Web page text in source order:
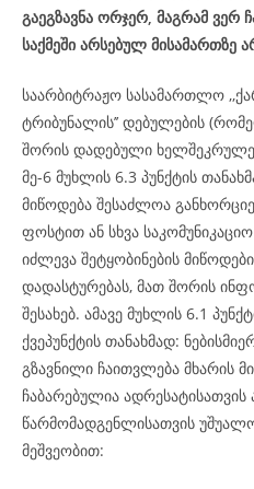
გაეგზავნა ორჯერ, მაგრამ ვერ
საქმეში არსებულ მისამართზე
საარბიტრაჟო სასამართლო
ტრიბუნალის’’ დებულების
შორის დადებული
მე-6 მუხლის 6.3 პუნქტის
მიწოდება შესაძლოა
ფოსტით ან სხვა
იძლევა შეტყობინების
დადასტურებას, მათ შორის
შესახებ. ამავე მუხლის 6.1
ქვეპუნქტის თანახმად:
გზავნილი ჩაითვლება მხარის
ჩაბარებულია ადრესატისათვის
წარმომადგენლისათვის
მეშვეობით: